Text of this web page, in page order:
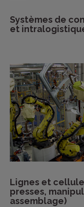
Systèmes de
et
Lignes et
presses,
assemblage)